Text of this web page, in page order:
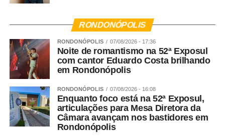
RONDONÓPOLIS
RONDONÓPOLIS 07/08/2026 - 17:36
Noite de romantismo na 52ª Exposul
com cantor Eduardo Costa brilhando
em Rondonópolis
RONDONÓPOLIS 07/08/2026 - 16:08
Enquanto foco está na 52ª Exposul,
articulações para Mesa Diretora da
Câmara avançam nos bastidores em
Rondonópolis